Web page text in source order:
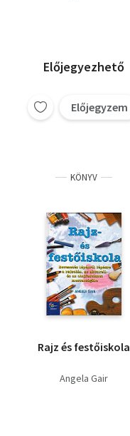
Előjegyezhető
Előjegyzem
KÖNYV
Rajz és festőiskola
Angela Gair